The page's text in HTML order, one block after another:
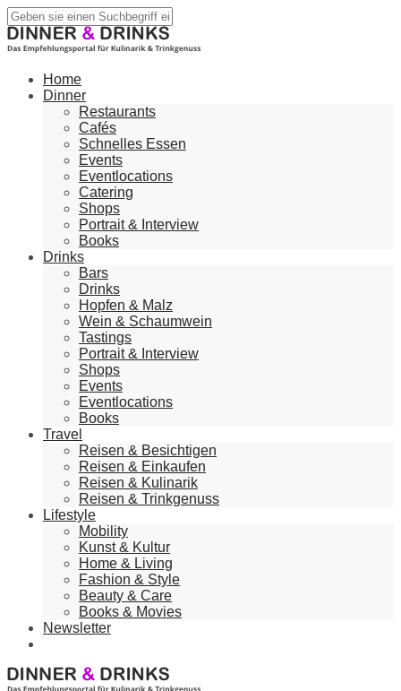
Home
Dinner
Restaurants
Cafés
Schnelles Essen
Events
Eventlocations
Catering
Shops
Portrait & Interview
Books
Drinks
Bars
Drinks
Hopfen & Malz
Wein & Schaumwein
Tastings
Portrait & Interview
Shops
Events
Eventlocations
Books
Travel
Reisen & Besichtigen
Reisen & Einkaufen
Reisen & Kulinarik
Reisen & Trinkgenuss
Lifestyle
Mobility
Kunst & Kultur
Home & Living
Fashion & Style
Beauty & Care
Books & Movies
Newsletter